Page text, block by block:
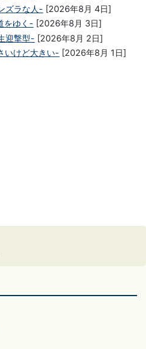
ズラな人- [2026年8月 4日]
をゆく- [2026年8月 3日]
迎撃型- [2026年8月 2日]
いけど大きい- [2026年8月 1日]